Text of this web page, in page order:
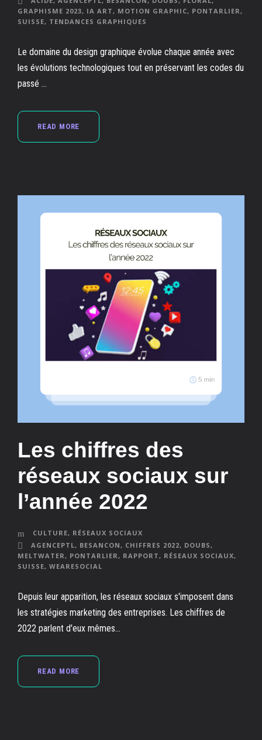
GRAPHISME 2023, IA ART, MOTION GRAPHIC, PONTARLIER,
SUISSE, TENDANCES GRAPHIQUES
Le domaine du design graphique évolue chaque année avec
les évolutions technologiques tout en préservant les codes du
passé ...
READ MORE
Les chiffres des
réseaux sociaux sur
l’année 2022
CULTURE, RÉSEAUX SOCIAUX
AGENCEPTL, BESANCON, CHIFFRES 2022, DOUBS,
MELTWATER, PONTARLIER, RAPPORT, RÉSEAUX SOCIAUX,
SUISSE, WEARESOCIAL
Depuis leur apparition, les réseaux sociaux s'imposent dans
les stratégies marketing des entreprises. Les chiffres de
2022 parlent d'eux mêmes...
READ MORE